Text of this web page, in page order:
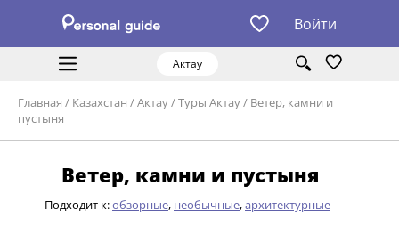
Войти
Актау
Главная / Казахстан /Актау/Туры Актау/ Ветер, камни и
пустыня
Ветер, камни и пустыня
Подходит к:обзорные, необычные,архитектурные